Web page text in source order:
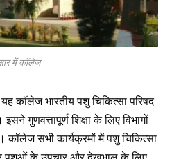
में कॉलेज
यह कॉलेज भारतीय पशु चिकित्सा परिषद
इसने गुणवत्तापूर्ण शिक्षा के लिए विभागों
सभी कार्यक्रमों में पशु चिकित्सा